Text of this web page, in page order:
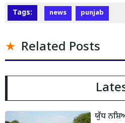
Tags: news punjab
Related Posts
ਯੁੱਧ